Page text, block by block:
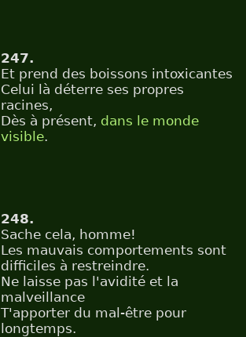
247.
Et prend des boissons intoxicantes
Celui là déterre ses propres
racines,
Dès à présent, dans le monde
visible.
248.
Sache cela, homme!
Les mauvais comportements sont
difficiles à restreindre.
Ne laisse pas l'avidité et la
malveillance
T'apporter du mal-être pour
longtemps.